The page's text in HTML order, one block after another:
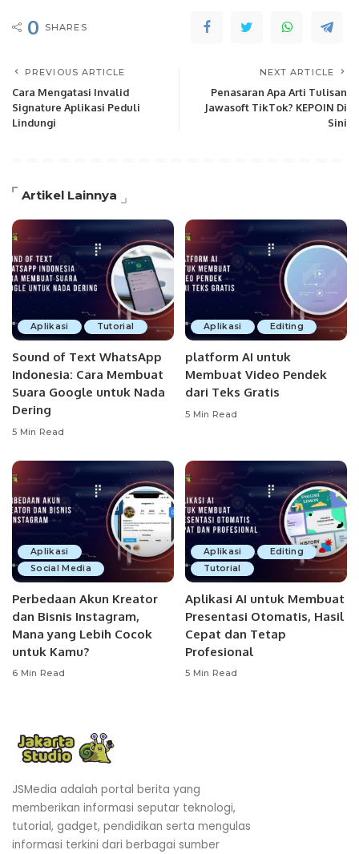
0 SHARES
PREVIOUS ARTICLE
Cara Mengatasi Invalid
Signature Aplikasi Peduli
Lindungi
NEXT ARTICLE
Penasaran Apa Arti Tulisan
Jawasoft TikTok? KEPOIN Di
Sini
Artikel Lainnya
Aplikasi Tutorial
Sound of Text WhatsApp
Indonesia: Cara Membuat
Suara Google untuk Nada
Dering
5 Min Read
Aplikasi Editing
platform AI untuk
Membuat Video Pendek
dari Teks Gratis
5 Min Read
Aplikasi
Social Media
Perbedaan Akun Kreator
dan Bisnis Instagram,
Mana yang Lebih Cocok
untuk Kamu?
6 Min Read
Aplikasi
Editing
Tutorial
Aplikasi AI untuk Membuat
Presentasi Otomatis, Hasil
Cepat dan Tetap
Profesional
5 Min Read
JSMedia adalah portal berita yang
memberikan informasi seputar teknologi,
tutorial, gadget, pendidikan serta mengulas
informasi terkini dari berbagai sumber